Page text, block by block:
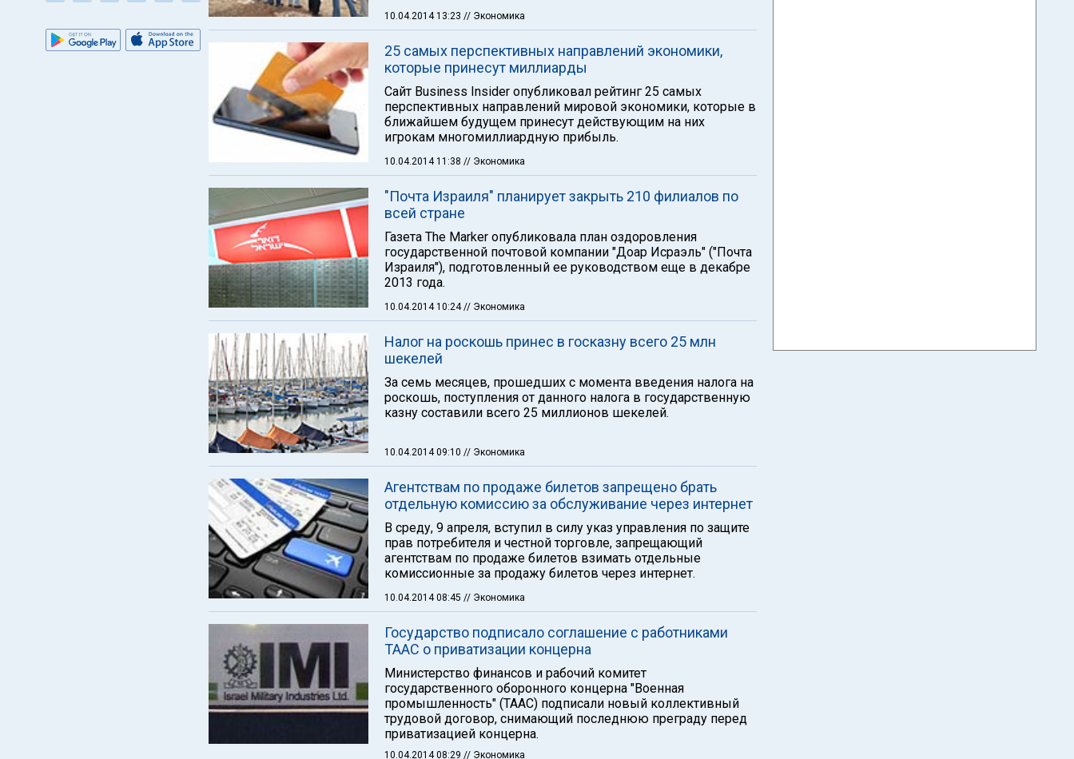
10.04.2014 13:23 // Экономика
25 самых перспективных направлений экономики,
которые принесут миллиарды
Сайт Business Insider опубликовал рейтинг 25 самых
перспективных направлений мировой экономики, которые в
ближайшем будущем принесут действующим на них
игрокам многомиллиардную прибыль.
10.04.2014 11:38 // Экономика
"Почта Израиля" планирует закрыть 210 филиалов по
всей стране
Газета The Marker опубликовала план оздоровления
государственной почтовой компании "Доар Исраэль" ("Почта
Израиля"), подготовленный ее руководством еще в декабре
2013 года.
10.04.2014 10:24// Экономика
Налог на роскошь принес в госказну всего 25 млн
шекелей
За семь месяцев, прошедших с момента введения налога на
роскошь, поступления от данного налога в государственную
казну составили всего 25 миллионов шекелей.
10.04.2014 09:10 // Экономика
Агентствам по продаже билетов запрещено брать
отдельную комиссию за обслуживание через интернет
В среду, 9 апреля, вступил в силу указ управления по защите
прав потребителя и честной торговле, запрещающий
агентствам по продаже билетов взимать отдельные
комиссионные за продажу билетов через интернет.
10.04.2014 08:45 // Экономика
Государство подписало соглашение с работниками
ТААС о приватизации концерна
Министерство финансов и рабочий комитет
государственного оборонного концерна "Военная
промышленность" (ТААС) подписали новый коллективный
трудовой договор, снимающий последнюю преграду перед
приватизацией концерна.
10.04.2014 08:29 // Экономика